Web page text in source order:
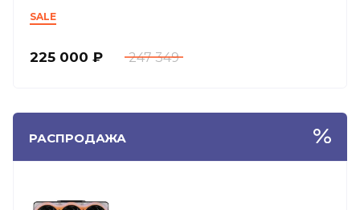
SALE
247 349
225 000 ₽
РАСПРОДАЖА